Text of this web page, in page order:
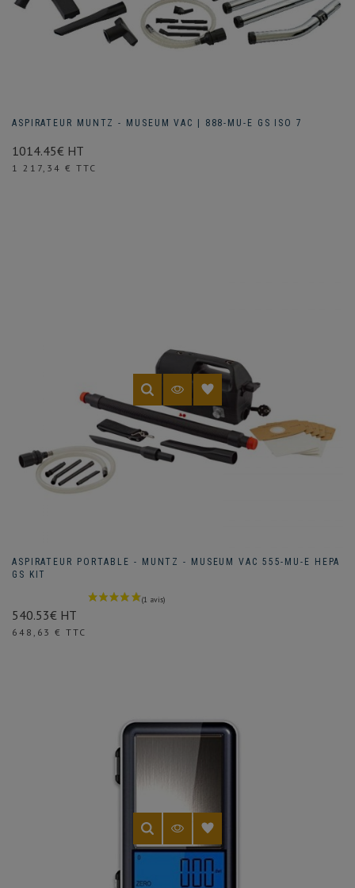
ASPIRATEUR MUNTZ - MUSEUM VAC | 888-MU-E GS ISO 7
1014.45€ HT
Prix
1 217,34 € TTC
ASPIRATEUR PORTABLE - MUNTZ - MUSEUM VAC 555-MU-E HEPA
GS KIT
540.53€ HT
Prix
648,63 € TTC